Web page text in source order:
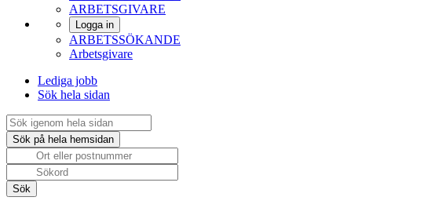
ARBETSGIVARE
Logga in
ARBETSSÖKANDE
Arbetsgivare
Lediga jobb
Sök hela sidan